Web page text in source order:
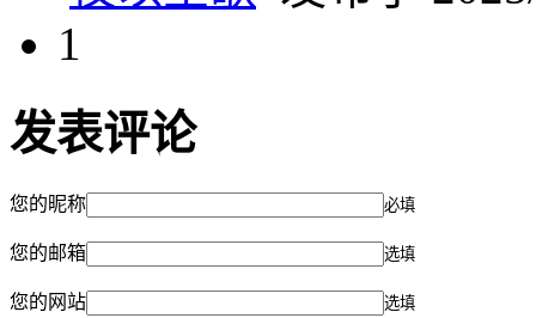
1
发表评论
您的昵称 必填
您的邮箱 选填
您的网站 选填